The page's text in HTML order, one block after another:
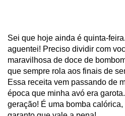
Sei que hoje ainda é quinta-
aguentei! Preciso dividir com
maravilhosa de doce de
que sempre rola aos finais de
Essa receita vem passando de
época que minha avó era
geração! É uma bomba